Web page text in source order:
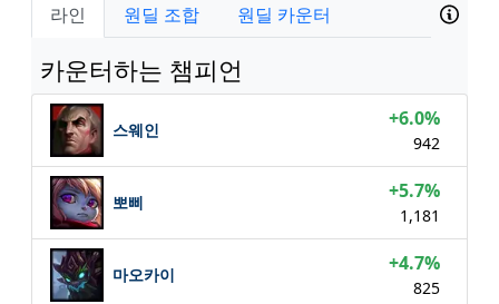
라인 원딜 조합 원딜 카운터
카운터하는 챔피언
스웨인 +6.0%
942
뽀삐 +5.7%
1,181
마오카이 +4.7%
825